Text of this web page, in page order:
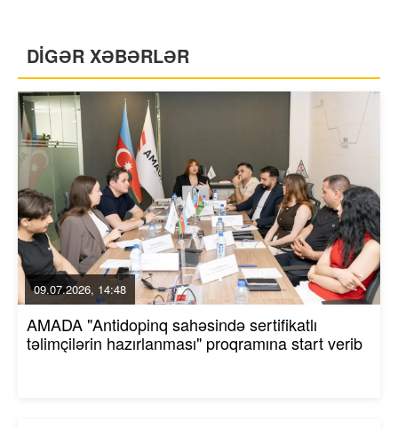
DİGƏR XƏBƏRLƏR
09.07.2026, 14:48
AMADA "Antidopinq sahəsində sertifikatlı
təlimçilərin hazırlanması" proqramına start verib